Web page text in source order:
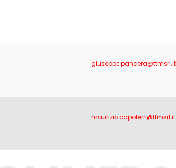
giuseppe.pancera@ttmsrl.it
maurizio.capoferri@ttmsrl.it